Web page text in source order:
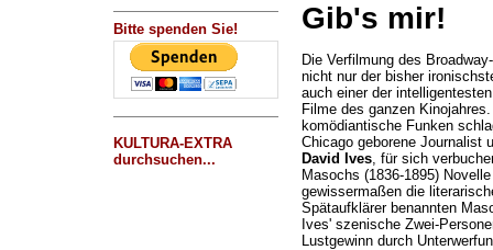
Bitte spenden Sie!
KULTURA-EXTRA
durchsuchen...
Gib's mir!
Die Verfilmung des
nicht nur der bisher
auch einer der
Filme des ganzen
komödiantische Funken
Chicago geborene Journalist
David Ives, für sich
Masochs (1836-1895)
gewissermaßen die
Spätaufklärer benannten
Ives' szenische Zwei-
Lustgewinn durch